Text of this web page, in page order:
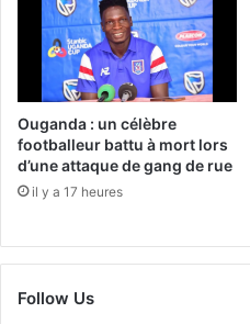
Ouganda : un célèbre
footballeur battu à mort lors
d’une attaque de gang de rue
il y a 17 heures
Follow Us